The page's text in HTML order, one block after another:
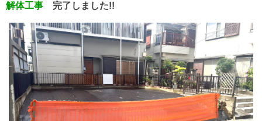
解体工事 完了しました!!